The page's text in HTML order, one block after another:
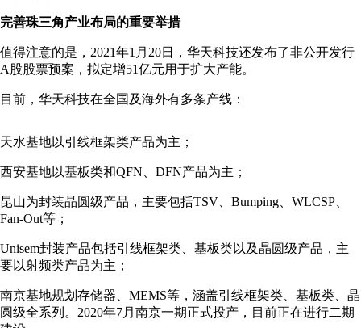
完善珠三角产业布局的重要举措
值得注意的是，2021年1月20日，华天科技还发布了非公开发行
A股股票预案，拟定增51亿元用于扩大产能。
目前，华天科技在全国及海外有多条产线：
天水基地以引线框架类产品为主；
西安基地以基板类和QFN、DFN产品为主；
昆山为封装晶圆级产品，主要包括TSV、Bumping、WLCSP、
Fan-Out等；
Unisem封装产品包括引线框架类、基板类以及晶圆级产品，主
要以射频类产品为主；
南京基地规划存储器、MEMS等，涵盖引线框架类、基板类、晶
圆级全系列。2020年7月南京一期正式投产，目前正在进行二期